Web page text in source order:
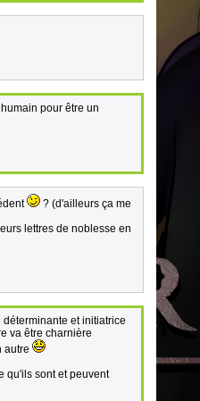
pour être un
? (d'ailleurs ça me
lettres de noblesse en
et initiatrice
va être charnière
autre
qu'ils sont et peuvent